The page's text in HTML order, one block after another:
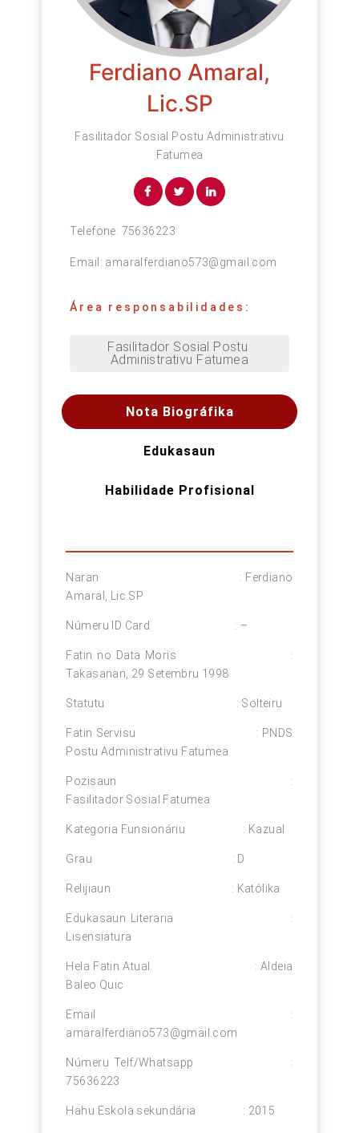
Ferdiano Amaral,
Lic.SP
Fasilitador Sosial Postu Administrativu
Fatumea
Telefone: 75636223
Email: amaralferdiano573@gmail.com
Área responsabilidades:
Fasilitador Sosial Postu
Administrativu Fatumea
Nota Biográfika
Edukasaun
Habilidade Profisional
Naran : Ferdiano
Amaral, Lic.SP
Númeru ID Card : –
Fatin no Data Moris :
Takasanan, 29 Setembru 1998
Statutu : Solteiru
Fatin Servisu : PNDS
Postu Administrativu Fatumea
Pozisaun :
Fasilitador Sosial Fatumea
Kategoria Funsionáriu : Kazual
Grau : D
Relijiaun : Katólika
Edukasaun Literaria :
Lisensiatura
Hela Fatin Atual : Aldeia
Baleo Quic
Email :
amaralferdiano573@gmail.com
Númeru Telf/Whatsapp :
75636223
Hahu Eskola sekundária : 2015